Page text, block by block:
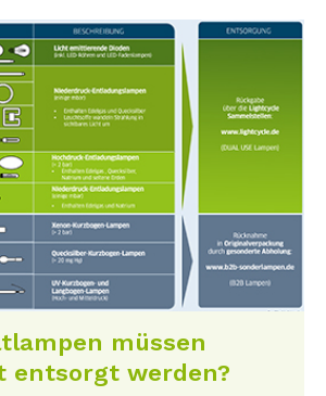
müssen
entsorgt werden?